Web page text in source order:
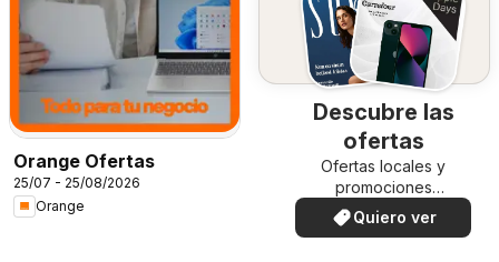
Orange Ofertas
25/07 - 25/08/2026
Orange
Descubre las
ofertas
Ofertas locales y
promociones
especiales.
Quiero ver